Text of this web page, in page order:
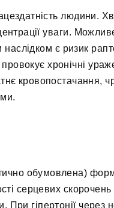
людини.
уваги.
є ризик
хронічні
кровопостачання,
обумовлена)
серцевих
гіпертонії через